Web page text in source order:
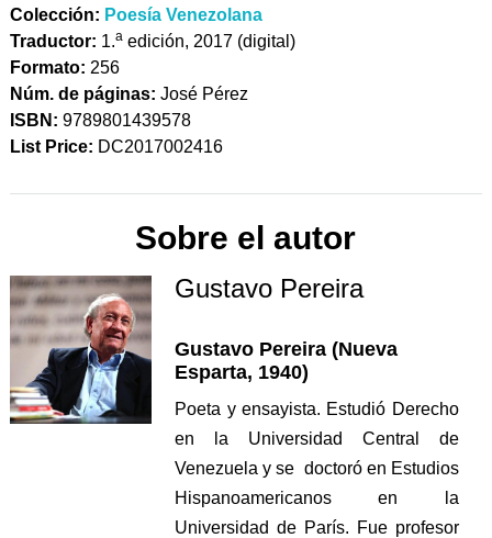
Colección: Poesía Venezolana
Traductor: 1.aedición, 2017 (digital)
Formato: 256
Núm. de páginas: José Pérez
ISBN: 9789801439578
List Price: DC2017002416
Sobre el autor
Gustavo Pereira
Gustavo Pereira (Nueva
Esparta, 1940)
Poeta y ensayista. Estudió Derecho
en la Universidad Central de
Venezuela y se doctoró en Estudios
Hispanoamericanos en la
Universidad de París. Fue profesor